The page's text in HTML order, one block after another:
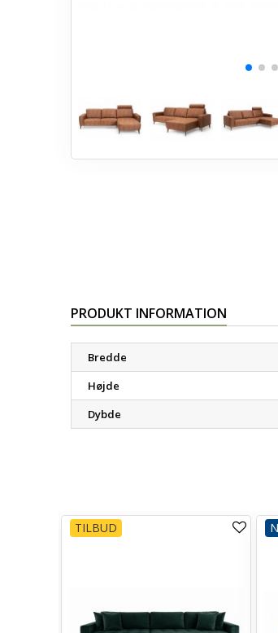
PRODUKT INFORMATION
Bredde
Højde
Dybde
TILBUD